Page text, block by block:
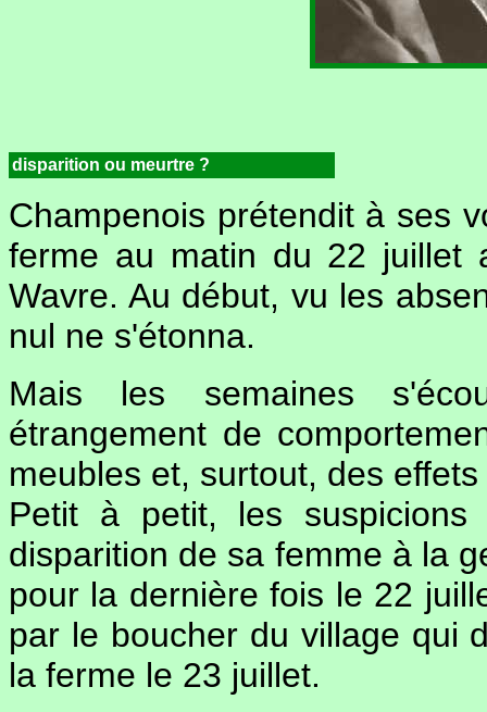
disparition ou meurtre ?
Champenois prétendit à ses
ferme au matin du 22 juillet
Wavre. Au début, vu les
nul ne s'étonna.
Mais les semaines
étrangement de
meubles et, surtout, des
Petit à petit, les suspicions
disparition de sa femme à la
pour la dernière fois le 22
par le boucher du village qui
la ferme le 23 juillet.